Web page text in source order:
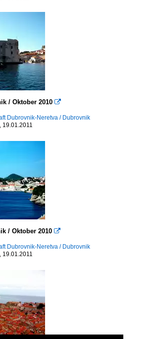
/ Oktober 2010 
Dubrovnik-Neretva / Dubrovnik
19.01.2011
/ Oktober 2010 
Dubrovnik-Neretva / Dubrovnik
19.01.2011